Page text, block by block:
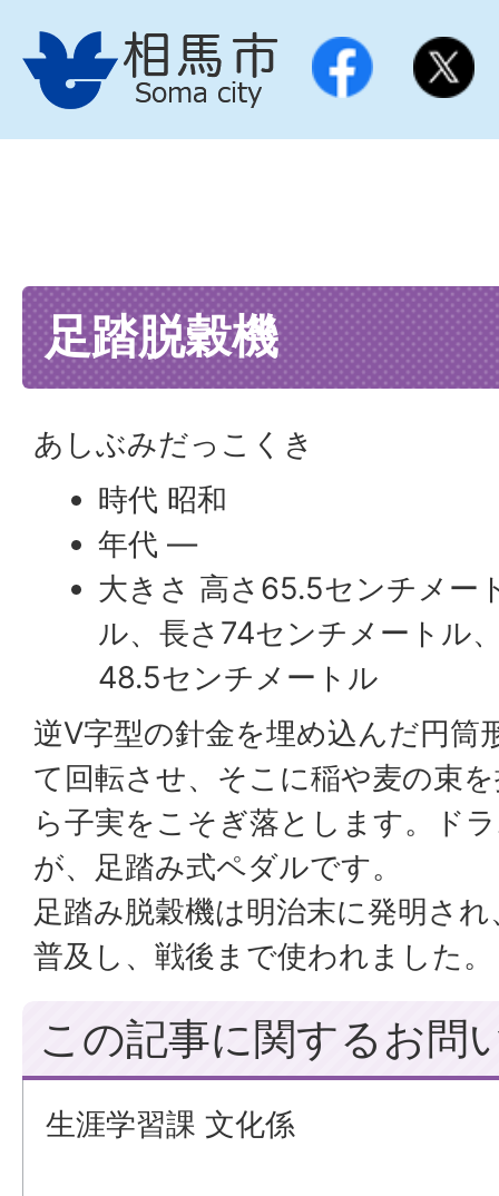
足踏脱穀機
あしぶみだっこくき
時代 昭和
年代 —
大きさ 高さ65.5センチメー
ル、長さ74センチメートル
48.5センチメートル
逆V字型の針金を埋め込んだ円筒
て回転させ、そこに稲や麦の束
ら子実をこそぎ落とします。ド
が、足踏み式ペダルです。
足踏み脱穀機は明治末に発明さ
普及し、戦後まで使われました。
この記事に関するお問
生涯学習課 文化係